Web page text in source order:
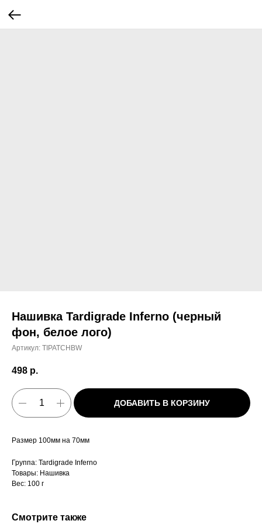
Нашивка Tardigrade Inferno (черный
фон, белое лого)
Артикул: TIPATCHBW
498 р.
ДОБАВИТЬ В КОРЗИНУ
Размер 100мм на 70мм
Группа: Tardigrade Inferno
Товары: Нашивка
Вес: 100 г
Смотрите также